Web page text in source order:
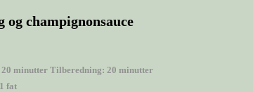
og champignonsauce
20 minutter Tilberedning: 20 minutter
1 fat